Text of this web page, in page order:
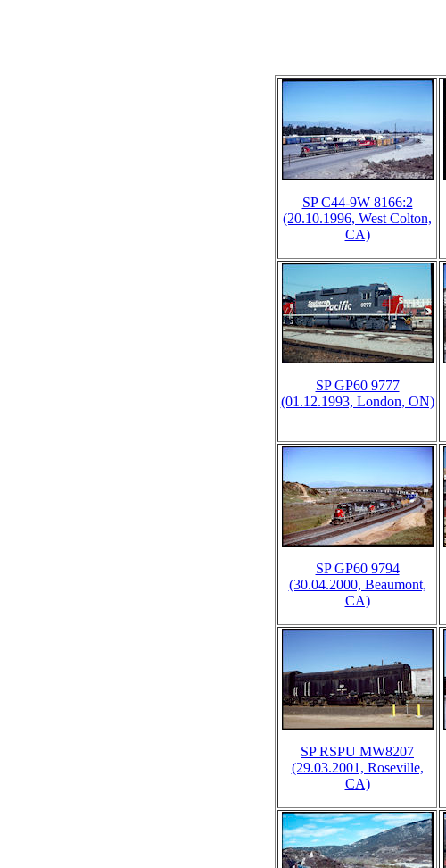
SP C44-9W 8166:2
(20.10.1996, West Colton,
CA)
SP GP60 9777
(01.12.1993, London, ON)
SP GP60 9794
(30.04.2000, Beaumont,
CA)
SP RSPU MW8207
(29.03.2001, Roseville,
CA)